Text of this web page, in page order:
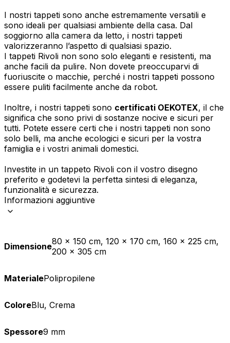
I nostri tappeti sono anche estremamente versatili e
sono ideali per qualsiasi ambiente della casa. Dal
soggiorno alla camera da letto, i nostri tappeti
valorizzeranno l’aspetto di qualsiasi spazio.
I tappeti Rivoli non sono solo eleganti e resistenti, ma
anche facili da pulire. Non dovete preoccuparvi di
fuoriuscite o macchie, perché i nostri tappeti possono
essere puliti facilmente anche da robot.
Inoltre, i nostri tappeti sono certificati OEKOTEX, il che
significa che sono privi di sostanze nocive e sicuri per
tutti. Potete essere certi che i nostri tappeti non sono
solo belli, ma anche ecologici e sicuri per la vostra
famiglia e i vostri animali domestici.
Investite in un tappeto Rivoli con il vostro disegno
preferito e godetevi la perfetta sintesi di eleganza,
funzionalità e sicurezza.
Informazioni aggiuntive
Dimensione80 x 150 cm, 120 x 170 cm, 160 x 225 cm,
200 x 305 cm
MaterialePolipropilene
ColoreBlu, Crema
Spessore9 mm